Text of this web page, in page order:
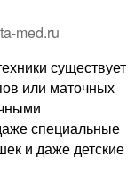
med.ru
существует
или маточных
специальные
и даже детские